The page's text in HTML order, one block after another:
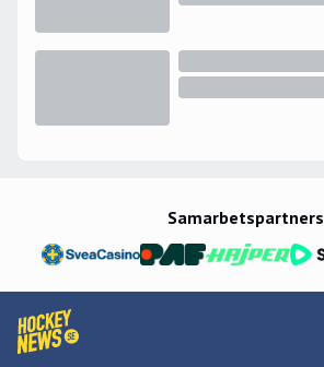
Samarbetspartners